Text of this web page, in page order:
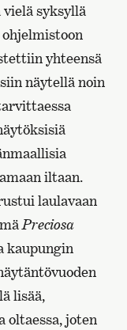
syksyllä
yhteensä
näytellä noin
iltaan.
laulavaan
Preciosa
kaupungin
lisää,
oltaessa, joten